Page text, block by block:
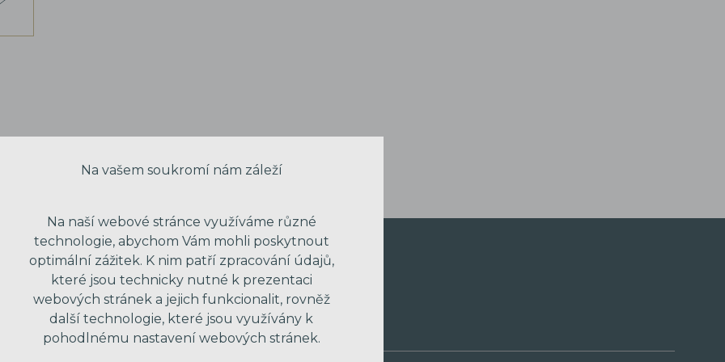
VAŠE JMÉNO
Na vašem soukromí nám záleží
Na naší webové stránce využíváme různé
technologie, abychom Vám mohli poskytnout
optimální zážitek. K nim patří zpracování údajů,
které jsou technicky nutné k prezentaci
webových stránek a jejich funkcionalit, rovněž
další technologie, které jsou využívány k
pohodlnému nastavení webových stránek.